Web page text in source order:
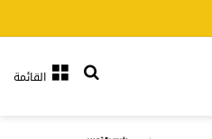
القائمةبحث عن